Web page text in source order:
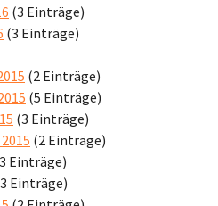
(3 Einträge)
(3 Einträge)
(2 Einträge)
(5 Einträge)
(3 Einträge)
(2 Einträge)
Einträge)
Einträge)